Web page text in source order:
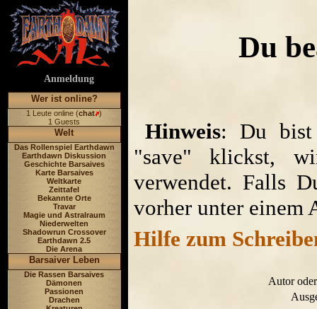
Anmeldung
Wer ist online?
1 Leute online (chat )
1 Guests
Welt
Das Rollenspiel Earthdawn
Earthdawn Diskussion
Geschichte Barsaives
Karte Barsaives
Weltkarte
Zeittafel
Bekannte Orte
Travar
Magie und Astralraum
Niederwelten
Shadowrun Crossover
Earthdawn 2.5
Die Arena
Barsaiver Leben
Die Rassen Barsaives
Dämonen
Passionen
Drachen
Du
Hinweis: Du bist
"save" klickst,
verwendet. Falls
vorher unter einem
Hilfe zum
Autor